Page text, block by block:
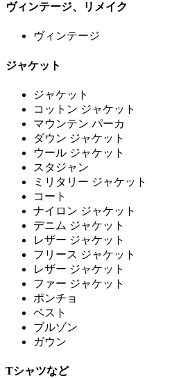
ヴィンテージ、リメイク
ヴィンテージ
ジャケット
ジャケット
コットン ジャケット
マウンテン パーカ
ダウン ジャケット
ウール ジャケット
スタジャン
ミリタリー ジャケット
コート
ナイロン ジャケット
デニム ジャケット
レザー ジャケット
フリース ジャケット
レザー ジャケット
ファー ジャケット
ポンチョ
ベスト
ブルゾン
ガウン
Tシャツなど